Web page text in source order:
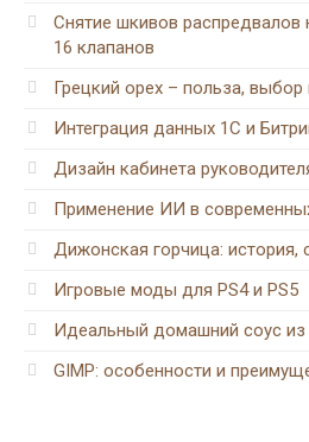
Снятие шкивов распредвалов
16 клапанов
Грецкий орех – польза, выбор
Интеграция данных 1С и
Дизайн кабинета
Применение ИИ в
Дижонская горчица: история,
Игровые моды для PS4 и PS5
Идеальный домашний соус
GIMP: особенности и